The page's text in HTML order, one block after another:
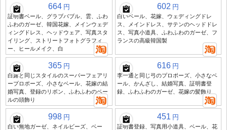
664 円
証明書ベール、グラブバブル、雲、ふわ
ふわのガーゼ、韓国花嫁、メインウェデ
ィングドレス、ヘッドウェア、写真スタ
イリング、ストリートフォトグラフィ
ー、ヒールメイク、白
602 円
白いベール、花嫁、ウェディングドレ
ス、メインドレス、サテンのヘッドドレ
ス、写真小道具、ふわふわのガーゼ、フ
ランスの高級韓国製
365 円
白露と同じスタイルのスーパーフェアリ
ープロポーズ、小さなベール、花嫁の結
婚写真、登録のリボン、ふわふわのベー
ルの頭飾り
616 円
李一通と同じ弓のプロポーズ、小さなベ
ール、かんざし、結婚写真、証明書登
録、ふわふわのガーゼ、花嫁の髪飾り
998 円
白い無地ガーゼ、ネイルビーズ、ベー
451 円
証明書登録、写真用小道具、ベール、花